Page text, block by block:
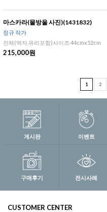
마스카라(물방울 사진)(1431832)
정규 작가
전체(액자,유리포함)사이즈 44cmx52cm
215,000원
1 2
게시판 이벤트
구매후기 전시사례
CUSTOMER CENTER